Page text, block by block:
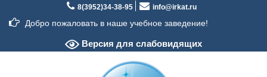
содержимому
8(3952)34-38-95 info@irkat.ru
Добро пожаловать в наше учебное заведение!
Версия для слабовидящих